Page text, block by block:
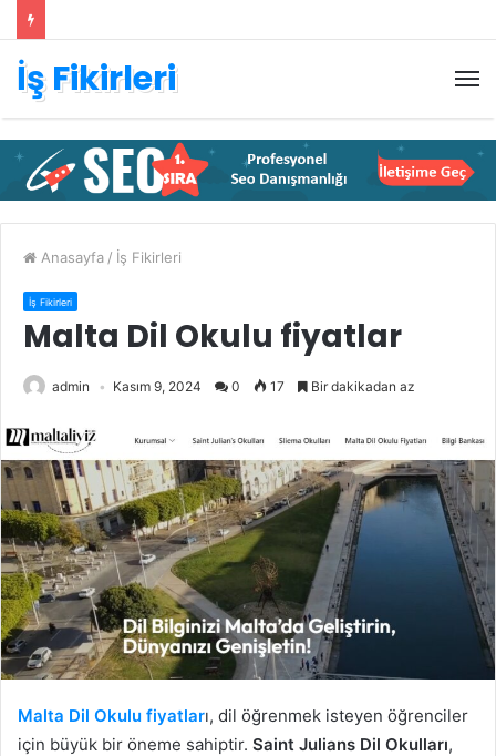
İş Fikirleri
Anasayfa / İş Fikirleri
İş Fikirleri
Malta Dil Okulu fiyatlar
admin Kasım 9, 2024 0 17 Bir dakikadan az
Malta Dil Okulu fiyatları, dil öğrenmek isteyen öğrenciler
için büyük bir öneme sahiptir. Saint Julians Dil Okulları,